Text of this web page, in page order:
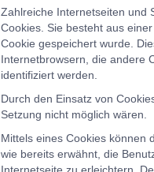
Zahlreiche Internetseiten und
Cookies. Sie besteht aus
Cookie gespeichert wurde.
Internetbrowsern, die andere
identifiziert werden.
Durch den Einsatz von
Setzung nicht möglich wären.
Mittels eines Cookies können
wie bereits erwähnt, die